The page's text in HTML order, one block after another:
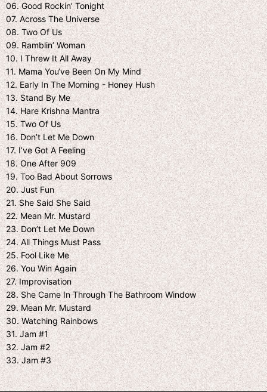
06. Good Rockin’ Tonight
07. Across The Universe
08. Two Of Us
09. Ramblin’ Woman
10. I Threw It All Away
11. Mama You‘ve Been On My Mind
12. Early In The Morning - Honey Hush
13. Stand By Me
14. Hare Krishna Mantra
15. Two Of Us
16. Don’t Let Me Down
17. I’ve Got A Feeling
18. One After 909
19. Too Bad About Sorrows
20. Just Fun
21. She Said She Said
22. Mean Mr. Mustard
23. Don’t Let Me Down
24. All Things Must Pass
25. Fool Like Me
26. You Win Again
27. Improvisation
28. She Came In Through The Bathroom Window
29. Mean Mr. Mustard
30. Watching Rainbows
31. Jam #1
32. Jam #2
33. Jam #3